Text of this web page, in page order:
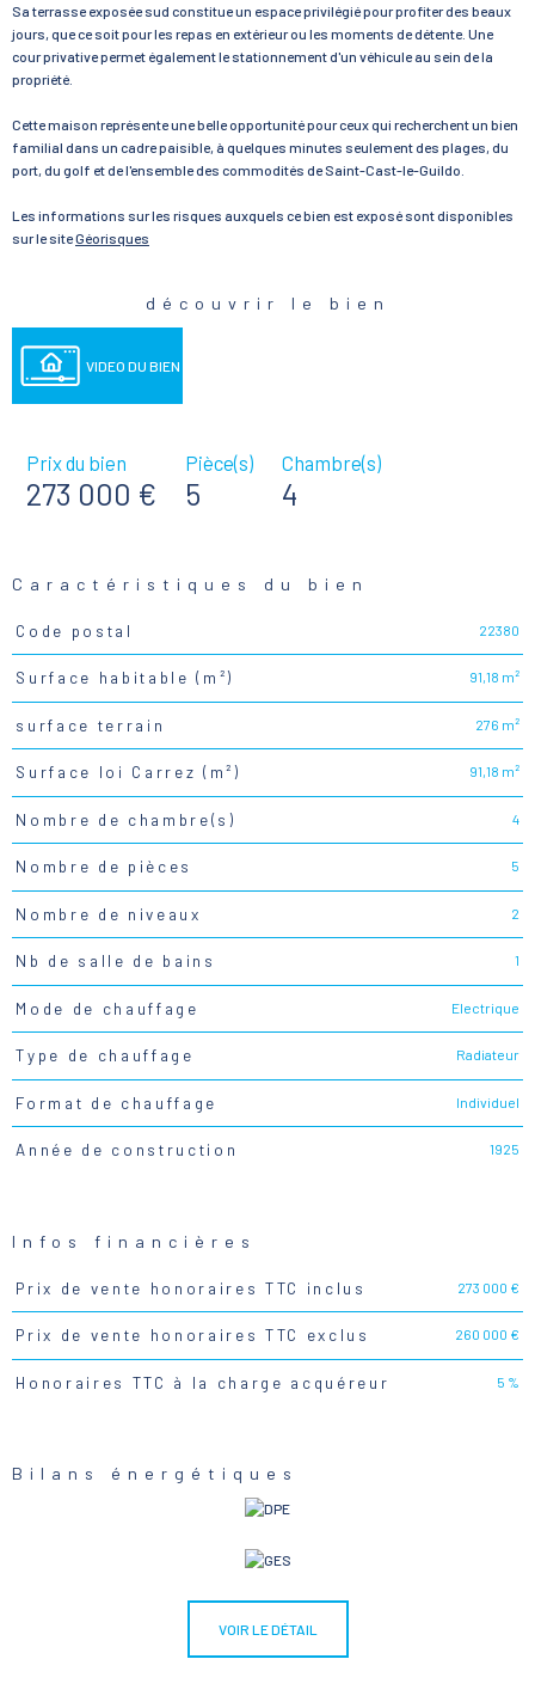
Sa terrasse exposée sud constitue un espace privilégié pour profiter des beaux
jours, que ce soit pour les repas en extérieur ou les moments de détente. Une
cour privative permet également le stationnement d'un véhicule au sein de la
propriété.
Cette maison représente une belle opportunité pour ceux qui recherchent un bien
familial dans un cadre paisible, à quelques minutes seulement des plages, du
port, du golf et de l'ensemble des commodités de Saint-Cast-le-Guildo.
Les informations sur les risques auxquels ce bien est exposé sont disponibles
sur le siteGéorisques
découvrir le bien
VIDEO DU BIEN
Prix du bien
273 000 €
Pièce(s)
5
Chambre(s)
4
Caractéristiques du bien
Caractéristiques
Code postal 22380
Surface habitable (m²) 91,18 m²
surface terrain 276 m²
Surface loi Carrez (m²) 91,18 m²
Nombre de chambre(s) 4
Nombre de pièces 5
Nombre de niveaux 2
Nb de salle de bains 1
Mode de chauffage Electrique
Type de chauffage Radiateur
Format de chauffage Individuel
Année de construction 1925
Infos financières
Caractéristiques Valeurs
Prix de vente honoraires TTC inclus 273 000 €
Prix de vente honoraires TTC exclus 260 000 €
Honoraires TTC à la charge acquéreur 5 %
Bilans énergétiques
VOIR LE DÉTAIL